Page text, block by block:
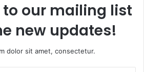
to our mailing list
new updates!
dolor sit amet, consectetur.